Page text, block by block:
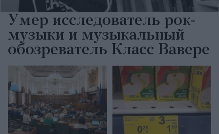
Умер исследователь рок-
музыки и музыкальный
обозреватель Класс Вавере